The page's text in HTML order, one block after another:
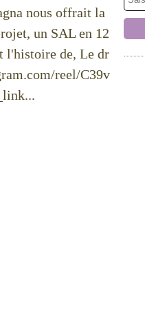
nous offrait la
un SAL en 12
l'histoire de, Le dr
reel/C39v